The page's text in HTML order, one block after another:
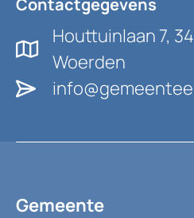
Houttuinlaan 7,
Woerden
Gemeente